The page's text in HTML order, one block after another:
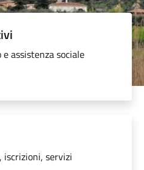
assistenza sociale
iscrizioni, servizi